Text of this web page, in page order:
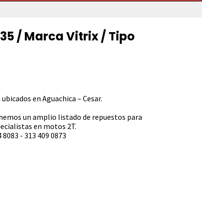
/ Marca Vitrix / Tipo
en Aguachica – Cesar.
un amplio listado de repuestos para
en motos 2T.
- 313 409 0873